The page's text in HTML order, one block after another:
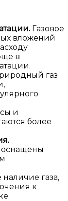
Газовое
вложений
в
газ
и
более
оснащены
газа,
к